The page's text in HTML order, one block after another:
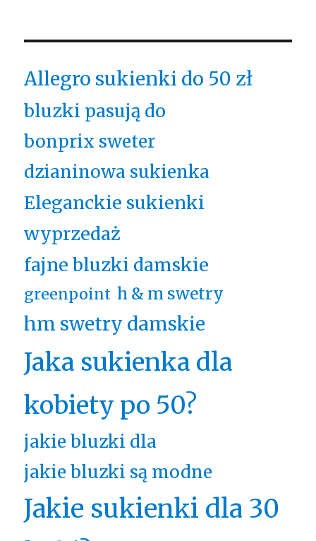
Allegro sukienki do 50 zł
bluzki pasują do
bonprix sweter
dzianinowa sukienka
Eleganckie sukienki
wyprzedaż
fajne bluzki damskie
greenpoint h & m swetry
hm swetry damskie
Jaka sukienka dla
kobiety po 50?
jakie bluzki dla
jakie bluzki są modne
Jakie sukienki dla 30